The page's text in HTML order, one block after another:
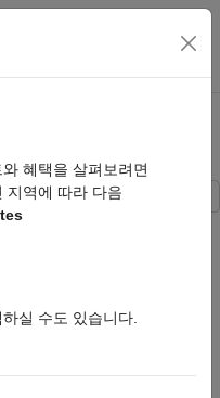
토글
결함
서 발생할 수 있는 결함과
니다. MOSFET에 결함이
이 클램핑되어 퓨즈가
혜택을 살펴보려면
지역에 따라 다음
실 수도 있습니다.